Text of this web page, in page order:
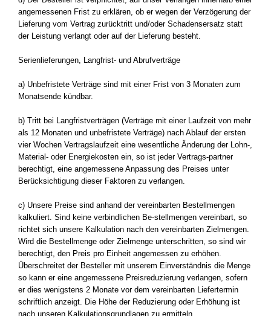
angemessenen Frist zu erklären, ob er wegen der Verzögerung der
Lieferung vom Vertrag zurücktritt und/oder Schadensersatz statt
der Leistung verlangt oder auf der Lieferung besteht.
Serienlieferungen, Langfrist- und Abrufverträge
a) Unbefristete Verträge sind mit einer Frist von 3 Monaten zum
Monatsende kündbar.
b) Tritt bei Langfristverträgen (Verträge mit einer Laufzeit von mehr
als 12 Monaten und unbefristete Verträge) nach Ablauf der ersten
vier Wochen Vertragslaufzeit eine wesentliche Änderung der Lohn-,
Material- oder Energiekosten ein, so ist jeder Vertrags-partner
berechtigt, eine angemessene Anpassung des Preises unter
Berücksichtigung dieser Faktoren zu verlangen.
c) Unsere Preise sind anhand der vereinbarten Bestellmengen
kalkuliert. Sind keine verbindlichen Be-stellmengen vereinbart, so
richtet sich unsere Kalkulation nach den vereinbarten Zielmengen.
Wird die Bestellmenge oder Zielmenge unterschritten, so sind wir
berechtigt, den Preis pro Einheit angemessen zu erhöhen.
Überschreitet der Besteller mit unserem Einverständnis die Menge
so kann er eine angemessene Preisreduzierung verlangen, sofern
er dies wenigstens 2 Monate vor dem vereinbarten Liefertermin
schriftlich anzeigt. Die Höhe der Reduzierung oder Erhöhung ist
nach unseren Kalkulationsgrundlagen zu ermitteln.